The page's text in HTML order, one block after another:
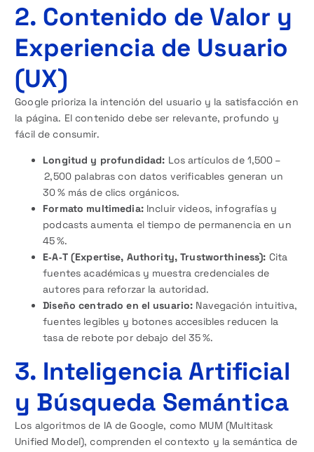
2. Contenido de Valor y
Experiencia de Usuario
(UX)
Google prioriza la intención del usuario y la satisfacción en
la página. El contenido debe ser relevante, profundo y
fácil de consumir.
Longitud y profundidad: Los artículos de 1,500 –
2,500 palabras con datos verificables generan un
30 % más de clics orgánicos.
Formato multimedia:Incluir videos, infografías y
podcasts aumenta el tiempo de permanencia en un
45 %.
E‑A‑T (Expertise, Authority, Trustworthiness): Cita
fuentes académicas y muestra credenciales de
autores para reforzar la autoridad.
Diseño centrado en el usuario: Navegación intuitiva,
fuentes legibles y botones accesibles reducen la
tasa de rebote por debajo del 35 %.
3. Inteligencia Artificial
y Búsqueda Semántica
Los algoritmos de IA de Google, como MUM (Multitask
Unified Model), comprenden el contexto y la semántica de